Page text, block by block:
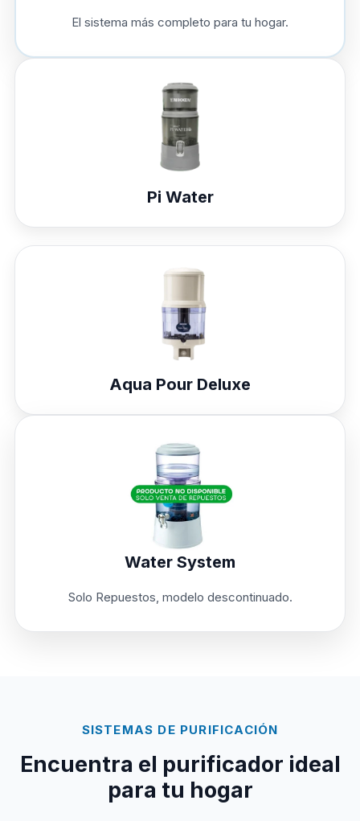
El sistema más completo para tu hogar.
Pi Water
Aqua Pour Deluxe
Water System
Solo Repuestos, modelo descontinuado.
SISTEMAS DE PURIFICACIÓN
Encuentra el purificador ideal
para tu hogar